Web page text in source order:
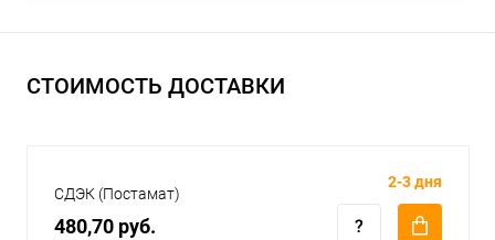
СТОИМОСТЬ ДОСТАВКИ
СДЭК (Постамат)
480,70 руб.
2-3 дня